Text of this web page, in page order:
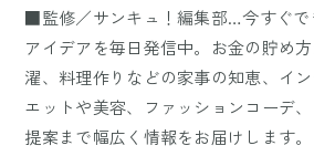
■監修／サンキュ！編集部…今すぐで
アイデアを毎日発信中。お金の貯め
濯、料理作りなどの家事の知恵、イ
エットや美容、ファッションコーデ
提案まで幅広く情報をお届けします。